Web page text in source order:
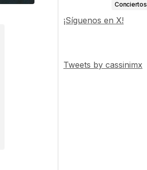
Conciertos
¡Síguenos en X!
Tweets by cassinimx